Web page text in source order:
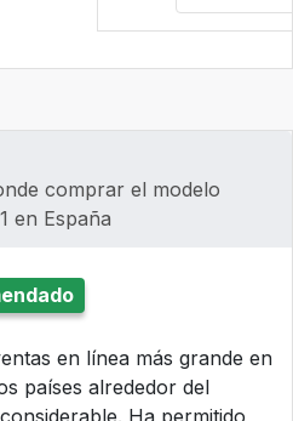
comprar el modelo
en España
en línea más grande en
países alrededor del
Ha permitido